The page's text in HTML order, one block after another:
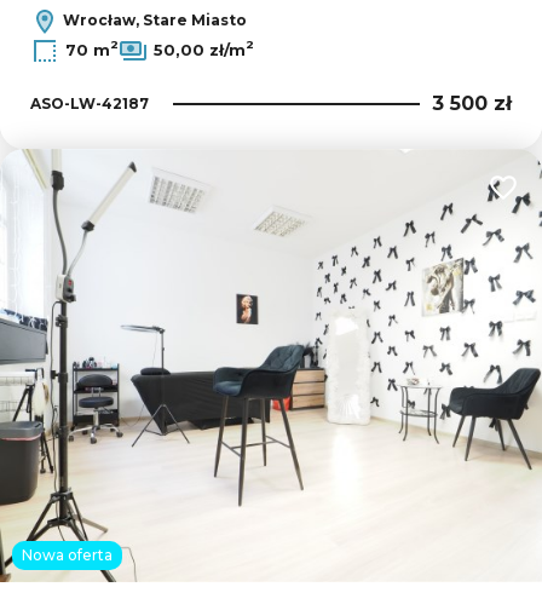
Wrocław, Stare Miasto
70 m2 50,00 zł/m2
ASO-LW-42187 3 500 zł
Nowa oferta